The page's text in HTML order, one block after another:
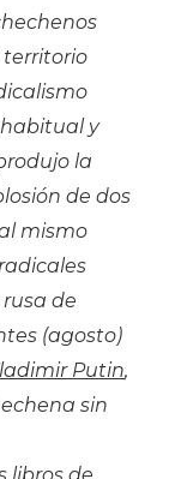
territorio
y
la
de dos
mismo
de
(agosto)
Putin,
sin